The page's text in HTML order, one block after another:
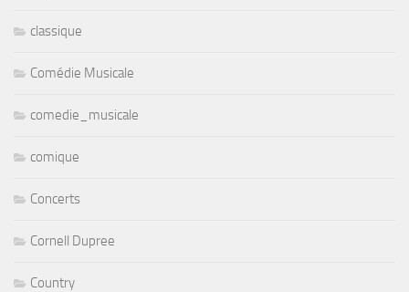
classique
Comédie Musicale
comedie_musicale
comique
Concerts
Cornell Dupree
Country